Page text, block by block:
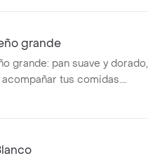
grande
grande: pan suave y dorado,
tus comidas.
unidad.